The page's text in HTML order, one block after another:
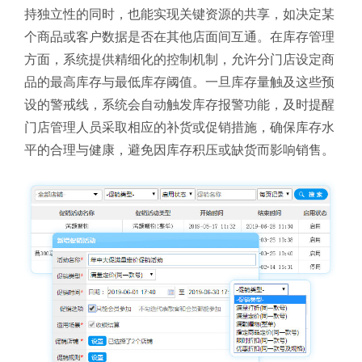
持独立性的同时，也能实现关键资源的共享，如决定某
个商品或客户数据是否在其他店面间互通。在库存管理
方面，系统提供精细化的控制机制，允许分门店设定商
品的最高库存与最低库存阈值。一旦库存量触及这些预
设的警戒线，系统会自动触发库存报警功能，及时提醒
门店管理人员采取相应的补货或促销措施，确保库存水
平的合理与健康，避免因库存积压或缺货而影响销售。